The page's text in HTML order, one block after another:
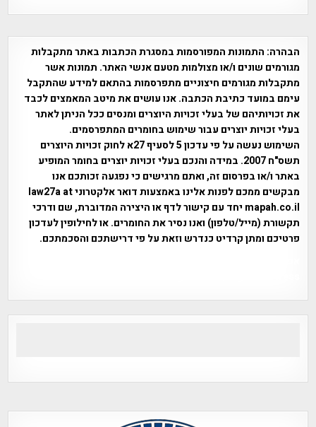
הבהרה: התמונות המפורסמות במסגרת הכתבות באתר מתקבלות
מגורמים שונים ו/או מצולמות מטעם אנשי האתר. תמונות אשר
מתקבלות מגורמים חיצוניים מתפרסמות בהתאם למידע שהתקבל
עימם במועד כתיבת הכתבה. אנו עושים את מיטב המאמצים לכבד
את זכויותיהם של בעלי זכויות היוצרים ומנסים ככל הניתן לאתר
בעלי זכויות יוצרים עבור שימוש בחומרים המתפרסמים.
השימוש נעשה על פי עדכון 5 לסעיף 27א לחוק זכויות היוצרים
תשס"ח 2007. במידה והנכם בעלי זכויות יוצרים בחומר המופיע
באתר ו/או בפרסום זה, ואתם מרגישים כי נפגעה זכותכם אנו
מבקשים ממכם לפנות אלינו באמצעות דואר אלקטרוני law27a at
mapah.co.il יחד עם קישור לדף או היצירה המדוברת, שם ודרכי
תקשורת (מייל/טלפון) ואנו נסיר את החומרים. או לחילופין לעדכון
פרטיכם ומתן קרדיט כנדרש וזאת על פי דרישתכם והסכמתכם.